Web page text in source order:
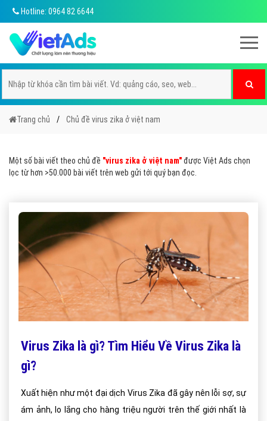
Hotline: 0964 82 6644
Trang chủ Chủ đề virus zika ở việt nam
Một số bài viết theo chủ đề "virus zika ở việt nam"được Việt Ads chọn
lọc từ hơn >50.000 bài viết trên web gửi tới quý bạn đọc.
Virus Zika là gì? Tìm Hiểu Về Virus Zika là
gì?
Xuất hiện như một đại dịch Virus Zika đã gây nên lỗi sợ, sự
ám ảnh, lo lắng cho hàng triệu người trên thế giới nhất là